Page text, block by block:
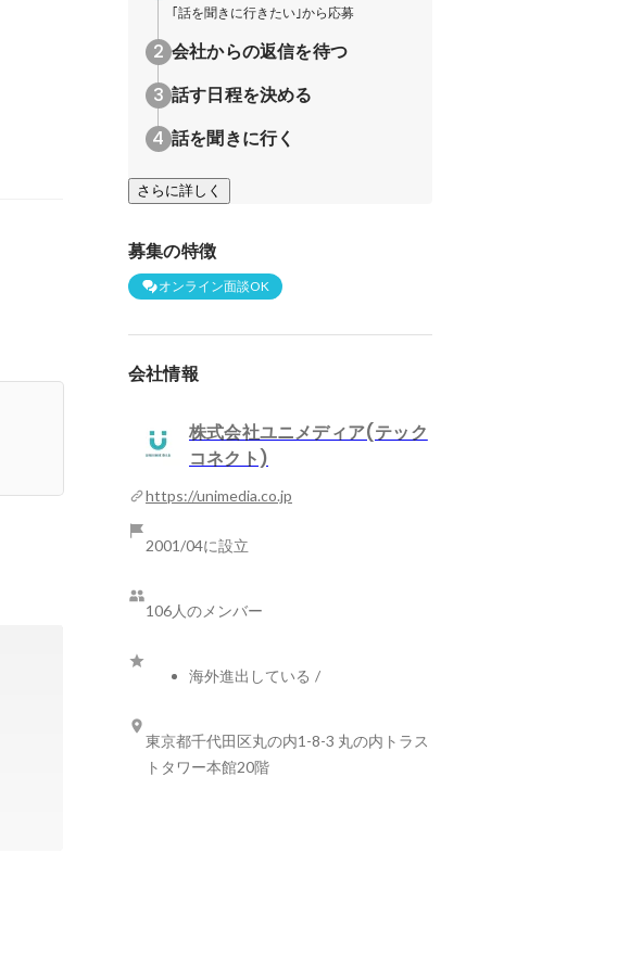
｢話を聞きに行きたい｣から応募
会社からの返信を待つ
話す日程を決める
話を聞きに行く
さらに詳しく
募集の特徴
オンライン面談OK
会社情報
株式会社ユニメディア(テック
コネクト)
https://unimedia.co.jp
2001/04に設立
106人のメンバー
海外進出している /
東京都千代田区丸の内1-8-3 丸の内トラス
トタワー本館20階